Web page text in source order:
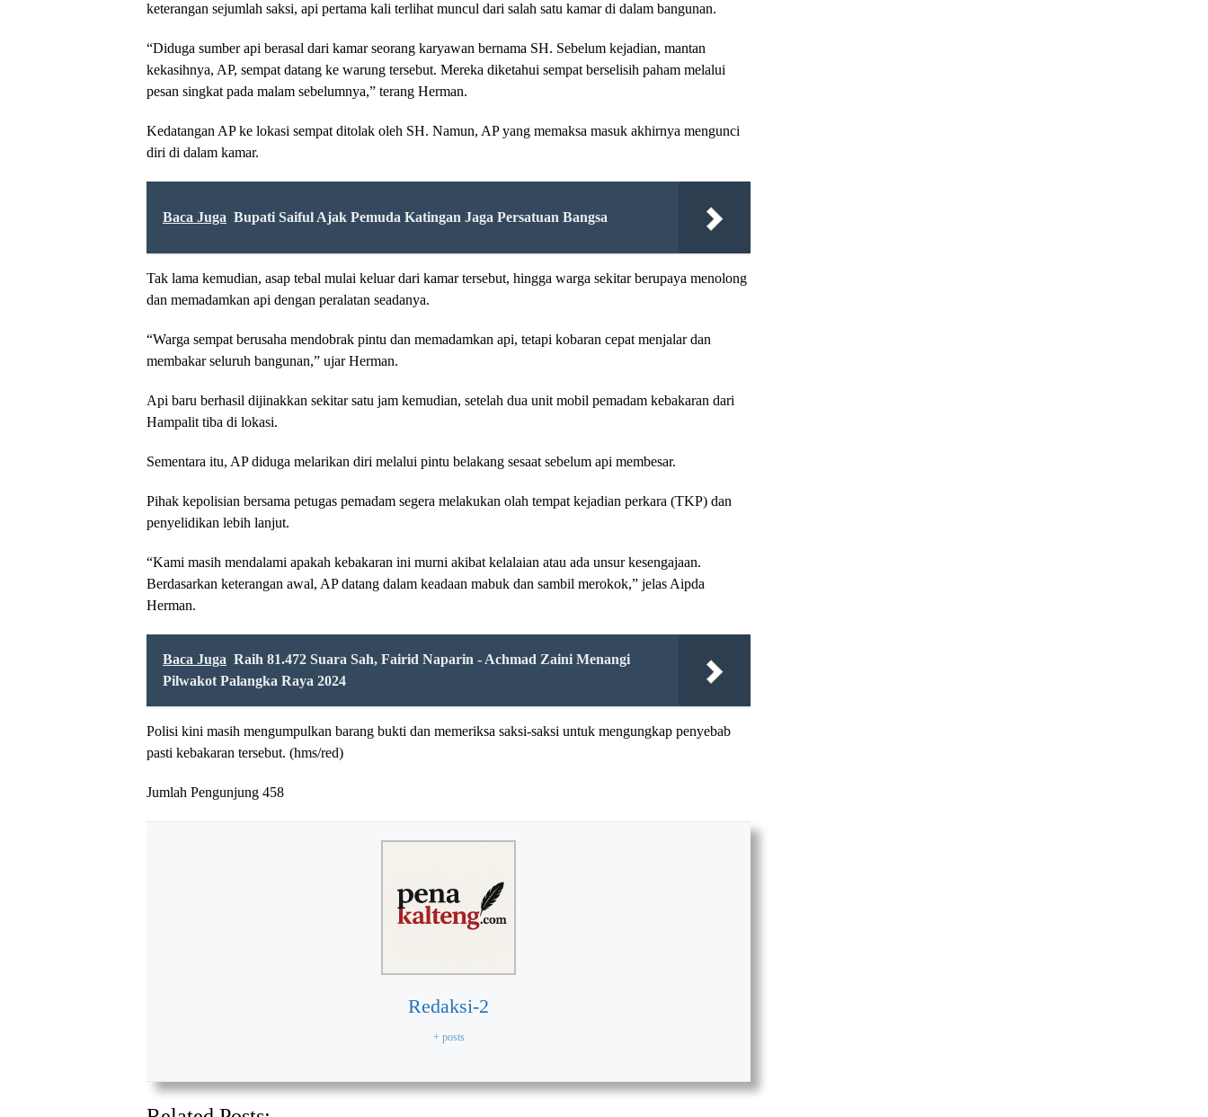
keterangan sejumlah saksi, api pertama kali terlihat muncul dari salah satu kamar di dalam bangunan.
“Diduga sumber api berasal dari kamar seorang karyawan bernama SH. Sebelum kejadian, mantan
kekasihnya, AP, sempat datang ke warung tersebut. Mereka diketahui sempat berselisih paham melalui
pesan singkat pada malam sebelumnya,” terang Herman.
Kedatangan AP ke lokasi sempat ditolak oleh SH. Namun, AP yang memaksa masuk akhirnya mengunci
diri di dalam kamar.
Baca Juga Bupati Saiful Ajak Pemuda Katingan Jaga Persatuan Bangsa
Tak lama kemudian, asap tebal mulai keluar dari kamar tersebut, hingga warga sekitar berupaya menolong
dan memadamkan api dengan peralatan seadanya.
“Warga sempat berusaha mendobrak pintu dan memadamkan api, tetapi kobaran cepat menjalar dan
membakar seluruh bangunan,” ujar Herman.
Api baru berhasil dijinakkan sekitar satu jam kemudian, setelah dua unit mobil pemadam kebakaran dari
Hampalit tiba di lokasi.
Sementara itu, AP diduga melarikan diri melalui pintu belakang sesaat sebelum api membesar.
Pihak kepolisian bersama petugas pemadam segera melakukan olah tempat kejadian perkara (TKP) dan
penyelidikan lebih lanjut.
“Kami masih mendalami apakah kebakaran ini murni akibat kelalaian atau ada unsur kesengajaan.
Berdasarkan keterangan awal, AP datang dalam keadaan mabuk dan sambil merokok,” jelas Aipda
Herman.
Baca Juga Raih 81.472 Suara Sah, Fairid Naparin - Achmad Zaini Menangi
Pilwakot Palangka Raya 2024
Polisi kini masih mengumpulkan barang bukti dan memeriksa saksi-saksi untuk mengungkap penyebab
pasti kebakaran tersebut. (hms/red)
Jumlah Pengunjung 458
Redaksi-2
+ posts